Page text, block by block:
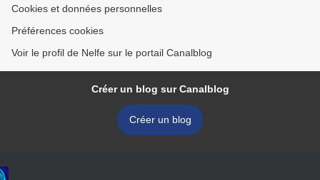
Cookies et données personnelles
Préférences cookies
Voir le profil de Nelfe sur le portail Canalblog
Créer un blog sur Canalblog
Créer un blog